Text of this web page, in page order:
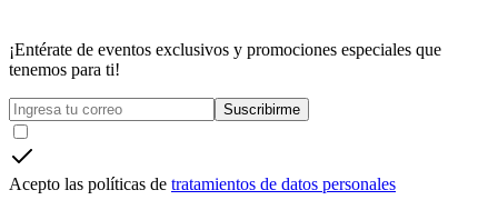
¡Entérate de eventos exclusivos y promociones especiales que
tenemos para ti!
Suscribirme
Acepto las políticas de tratamientos de datos personales